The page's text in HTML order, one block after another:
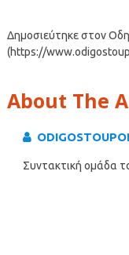
Δημοσιεύτηκε στον
(https://
About The
Συντακτική ομάδα